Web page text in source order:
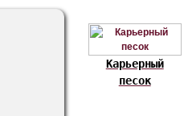
Карьерный
песок